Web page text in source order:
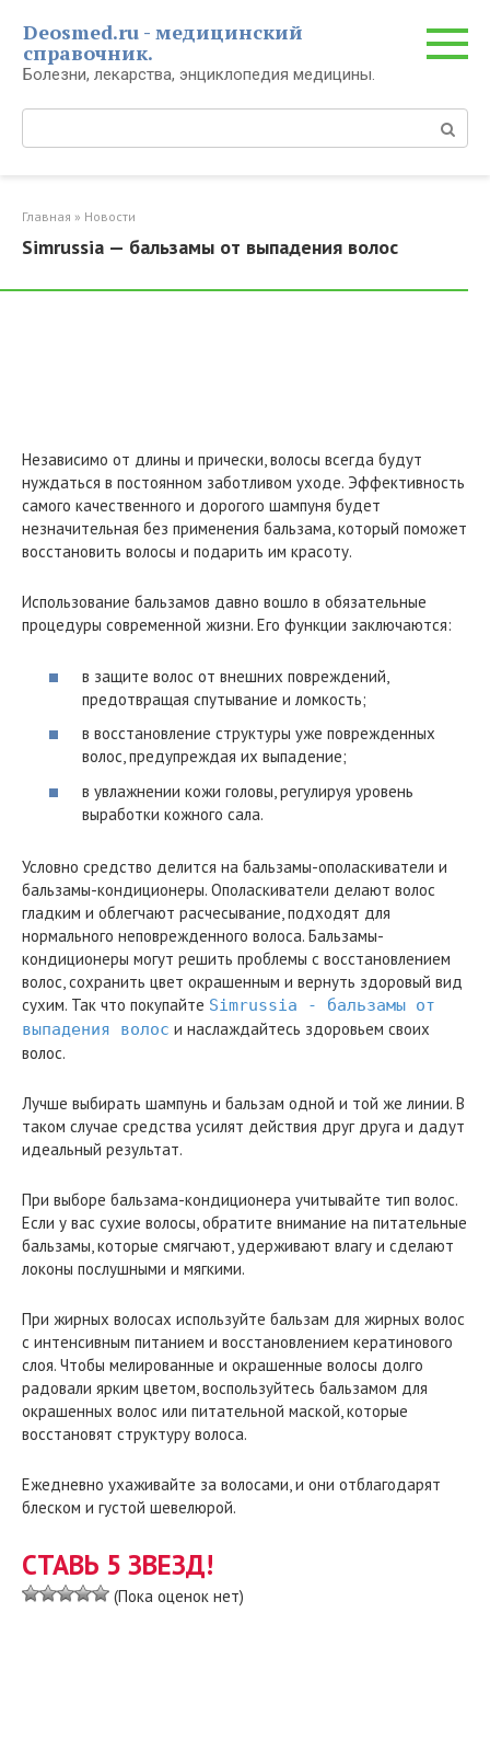
контенту
Deosmed.ru - медицинский
справочник.
Болезни, лекарства, энциклопедия медицины.
Главная » Новости
Simrussia — бальзамы от выпадения волос
Независимо от длины и прически, волосы всегда будут
нуждаться в постоянном заботливом уходе. Эффективность
самого качественного и дорогого шампуня будет
незначительная без применения бальзама, который поможет
восстановить волосы и подарить им красоту.
Использование бальзамов давно вошло в обязательные
процедуры современной жизни. Его функции заключаются:
в защите волос от внешних повреждений,
предотвращая спутывание и ломкость;
в восстановление структуры уже поврежденных
волос, предупреждая их выпадение;
в увлажнении кожи головы, регулируя уровень
выработки кожного сала.
Условно средство делится на бальзамы-ополаскиватели и
бальзамы-кондиционеры. Ополаскиватели делают волос
гладким и облегчают расчесывание, подходят для
нормального неповрежденного волоса. Бальзамы-
кондиционеры могут решить проблемы с восстановлением
волос, сохранить цвет окрашенным и вернуть здоровый вид
сухим. Так что покупайте Simrussia - бальзамы от
выпадения волос и наслаждайтесь здоровьем своих
волос.
Лучше выбирать шампунь и бальзам одной и той же линии. В
таком случае средства усилят действия друг друга и дадут
идеальный результат.
При выборе бальзама-кондиционера учитывайте тип волос.
Если у вас сухие волосы, обратите внимание на питательные
бальзамы, которые смягчают, удерживают влагу и сделают
локоны послушными и мягкими.
При жирных волосах используйте бальзам для жирных волос
с интенсивным питанием и восстановлением кератинового
слоя. Чтобы мелированные и окрашенные волосы долго
радовали ярким цветом, воспользуйтесь бальзамом для
окрашенных волос или питательной маской, которые
восстановят структуру волоса.
Ежедневно ухаживайте за волосами, и они отблагодарят
блеском и густой шевелюрой.
СТАВЬ 5 ЗВЕЗД!
(Пока оценок нет)